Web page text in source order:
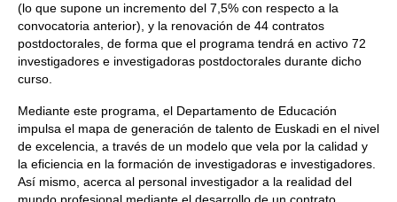
(lo que supone un incremento del 7,5% con respecto a la
convocatoria anterior), y la renovación de 44 contratos
postdoctorales, de forma que el programa tendrá en activo 72
investigadores e investigadoras postdoctorales durante dicho
curso.
Mediante este programa, el Departamento de Educación
impulsa el mapa de generación de talento de Euskadi en el nivel
de excelencia, a través de un modelo que vela por la calidad y
la eficiencia en la formación de investigadoras e investigadores.
Así mismo, acerca al personal investigador a la realidad del